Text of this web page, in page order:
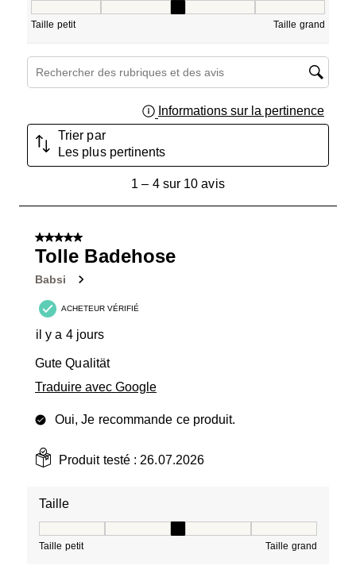
Taille petit Taille grand
Zone de recherche de sujet et d'avis
Informations sur la pertinence
Trier par
Les plus pertinents
sur
avis.
1 – 4 sur 10 avis
5 sur 5 étoiles.
Tolle Badehose
Babsi
ACHETEUR VÉRIFIÉ
il y a 4 jours
Gute Qualität
Traduire avec Google
Oui, Je recommande ce produit.
Produit testé :26.07.2026
Taille
Taille petit Taille grand